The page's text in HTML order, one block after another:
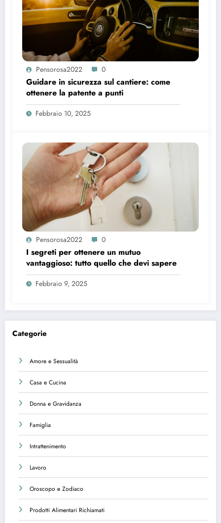
Pensorosa2022 0
Guidare in sicurezza sul cantiere: come
ottenere la patente a punti
Febbraio 10, 2025
Pensorosa2022 0
I segreti per ottenere un mutuo
vantaggioso: tutto quello che devi sapere
Febbraio 9, 2025
Categorie
Amore e Sessualità
Casa e Cucina
Donna e Gravidanza
Famiglia
Intrattenimento
Lavoro
Oroscopo e Zodiaco
Prodotti Alimentari Richiamati